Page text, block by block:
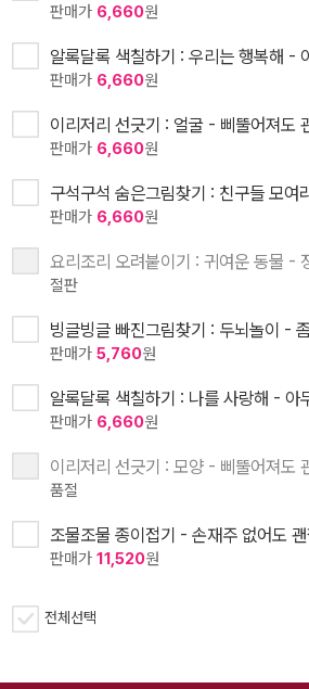
판매가 6,660원
알록달록 색칠하기 : 우리는 행복해 -
판매가 6,660원
이리저리 선긋기 : 얼굴 - 삐뚤어져도
판매가 6,660원
구석구석 숨은그림찾기 : 친구들 모여
판매가 6,660원
요리조리 오려붙이기 : 귀여운 동물 -
절판
빙글빙글 빠진그림찾기 : 두뇌놀이 -
판매가 5,760원
알록달록 색칠하기 : 나를 사랑해 - 아
판매가 6,660원
이리저리 선긋기 : 모양 - 삐뚤어져도
품절
조물조물 종이접기 - 손재주 없어도
판매가 11,520원
전체선택